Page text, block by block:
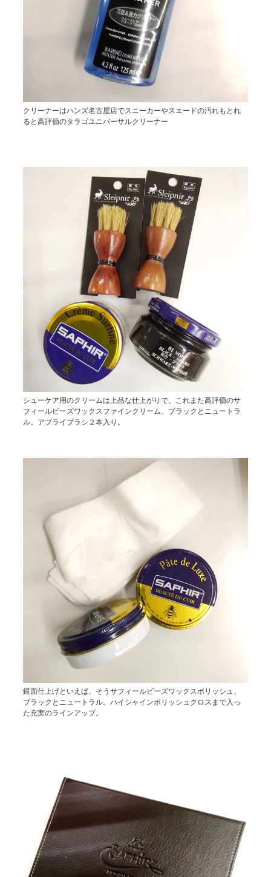
クリーナーはハンズ名古屋店でスニーカーやスエードの汚れもとれ
ると高評価のタラゴユニバーサルクリーナー
シューケア用のクリームは上品な仕上がりで、これまた高評価のサ
フィールビーズワックスファインクリーム、ブラックとニュートラ
ル。アプライブラシ２本入り。
鏡面仕上げといえば、そうサフィールビーズワックスポリッシュ、
ブラックとニュートラル。ハイシャインポリッシュクロスまで入っ
た充実のラインアップ。